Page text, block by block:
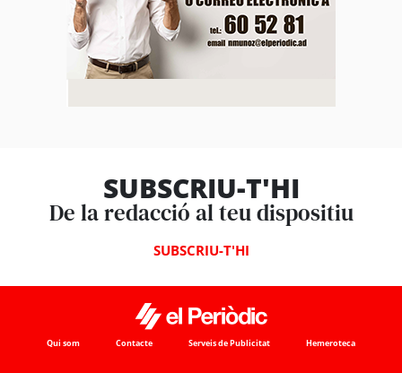
SUBSCRIU-T'HI
De la redacció al teu dispositiu
SUBSCRIU-T'HI
Qui som Contacte Serveis de Publicitat Hemeroteca